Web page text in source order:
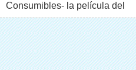
Consumibles- la película del
pvc